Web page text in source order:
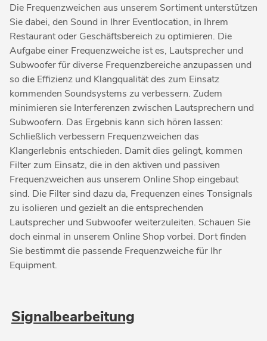
Die Frequenzweichen aus unserem Sortiment unterstützen
Sie dabei, den Sound in Ihrer Eventlocation, in Ihrem
Restaurant oder Geschäftsbereich zu optimieren. Die
Aufgabe einer Frequenzweiche ist es, Lautsprecher und
Subwoofer für diverse Frequenzbereiche anzupassen und
so die Effizienz und Klangqualität des zum Einsatz
kommenden Soundsystems zu verbessern. Zudem
minimieren sie Interferenzen zwischen Lautsprechern und
Subwoofern. Das Ergebnis kann sich hören lassen:
Schließlich verbessern Frequenzweichen das
Klangerlebnis entschieden. Damit dies gelingt, kommen
Filter zum Einsatz, die in den aktiven und passiven
Frequenzweichen aus unserem Online Shop eingebaut
sind. Die Filter sind dazu da, Frequenzen eines Tonsignals
zu isolieren und gezielt an die entsprechenden
Lautsprecher und Subwoofer weiterzuleiten. Schauen Sie
doch einmal in unserem Online Shop vorbei. Dort finden
Sie bestimmt die passende Frequenzweiche für Ihr
Equipment.
Signalbearbeitung